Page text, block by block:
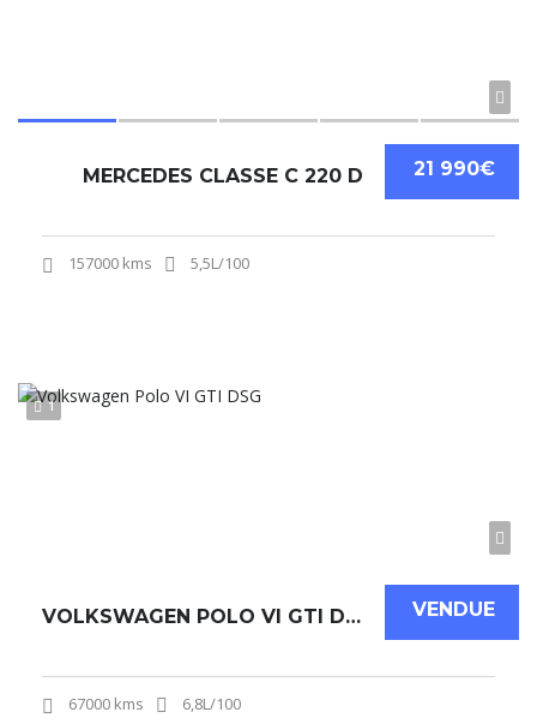
21 990€
MERCEDES CLASSE C 220 D
157000 kms 5,5L/100
1
VENDUE
VOLKSWAGEN POLO VI GTI DSG
67000 kms 6,8L/100